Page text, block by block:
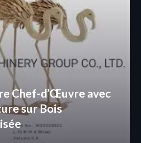
Chef-d’Œuvre avec
sur Bois